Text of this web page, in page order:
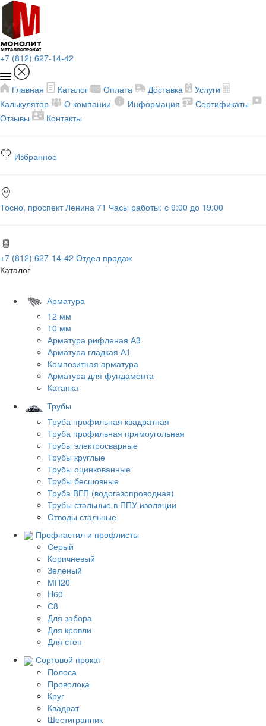
+7 (812) 627-14-42
Главная Каталог Оплата Доставка
Услуги
Калькулятор
О компании Информация
Сертификаты
Отзывы
Контакты
Избранное
Тосно, проспект Ленина 71 Часы работы: с 9:00 до 19:00
+7 (812) 627-14-42 Отдел продаж
Каталог
Арматура
12 мм
10 мм
Арматура рифленая А3
Арматура гладкая А1
Композитная арматура
Арматура для фундамента
Катанка
Трубы
Труба профильная квадратная
Труба профильная прямоугольная
Трубы электросварные
Трубы круглые
Трубы оцинкованные
Трубы бесшовные
Труба ВГП (водогазопроводная)
Трубы стальные в ППУ изоляции
Отводы стальные
Профнастил и профлисты
Серый
Коричневый
Зеленый
МП20
H60
С8
Для забора
Для кровли
Для стен
Сортовой прокат
Полоса
Проволока
Круг
Квадрат
Шестигранник